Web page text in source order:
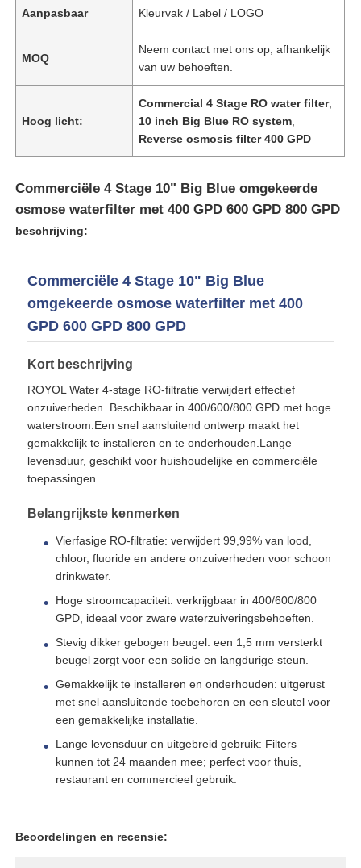
Thuis
Producten
Over ons
Fabrieksreis
Kwaliteitscontrole
Contacteer ons
nieuws
Aanpasbaar Kleurvak / Label / LOGO
MOQ
Neem contact met ons op, afhankelijk
van uw behoeften.
Hoog licht:
Commercial 4 Stage RO water filter,
10 inch Big Blue RO system
Reverse osmosis filter 400 GPD
Commerciële 4 Stage 10" Big Blue omgekeerde
osmose waterfilter met 400 GPD 600 GPD 800 GPD
beschrijving:
Commerciële 4 Stage 10" Big Blue
omgekeerde osmose waterfilter met 400
GPD 600 GPD 800 GPD
Kort beschrijving
ROYOL Water 4-stage RO-filtratie verwijdert effectief
onzuiverheden. Beschikbaar in 400/600/800 GPD met hoge
waterstroom.Een snel aansluitend ontwerp maakt het
gemakkelijk te installeren en te onderhouden.Lange
levensduur, geschikt voor huishoudelijke en commerciële
toepassingen.
Belangrijkste kenmerken
Vierfasige RO-filtratie: verwijdert 99,99% van lood,
chloor, fluoride en andere onzuiverheden voor schoon
drinkwater.
Hoge stroomcapaciteit: verkrijgbaar in 400/600/800
GPD, ideaal voor zware waterzuiveringsbehoeften.
Stevig dikker gebogen beugel: een 1,5 mm versterkt
beugel zorgt voor een solide en langdurige steun.
Gemakkelijk te installeren en onderhouden: uitgerust
met snel aansluitende toebehoren en een sleutel voor
een gemakkelijke installatie.
Lange levensduur en uitgebreid gebruik: Filters
kunnen tot 24 maanden mee; perfect voor thuis,
restaurant en commercieel gebruik.
Beoordelingen en recensie: